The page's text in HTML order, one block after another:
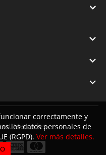

correctamente y
los datos personales de
(RGPD). Ver más detalles.


Mercedes